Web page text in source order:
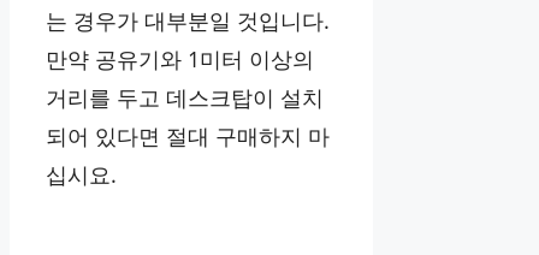
는 경우가 대부분일 것입니다.
만약 공유기와 1미터 이상의
거리를 두고 데스크탑이 설치
되어 있다면 절대 구매하지 마
십시요.